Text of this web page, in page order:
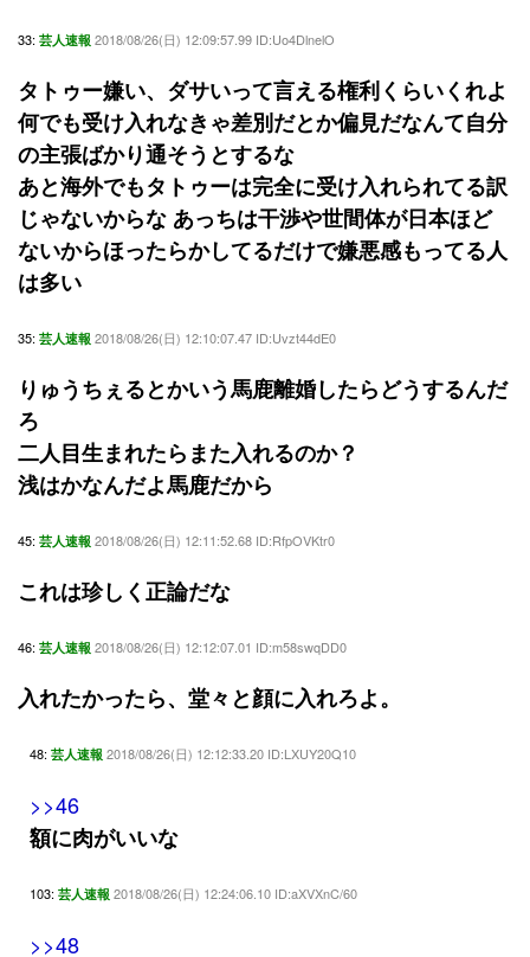
33: 芸人速報 2018/08/26(日) 12:09:57.99 ID:Uo4DlnelO
タトゥー嫌い、ダサいって言える権利くらいくれよ
何でも受け入れなきゃ差別だとか偏見だなんて自分
の主張ばかり通そうとするな
あと海外でもタトゥーは完全に受け入れられてる訳
じゃないからな あっちは干渉や世間体が日本ほど
ないからほったらかしてるだけで嫌悪感もってる人
は多い
35: 芸人速報 2018/08/26(日) 12:10:07.47 ID:Uvzt44dE0
りゅうちぇるとかいう馬鹿離婚したらどうするんだ
ろ
二人目生まれたらまた入れるのか？
浅はかなんだよ馬鹿だから
45: 芸人速報 2018/08/26(日) 12:11:52.68 ID:RfpOVKtr0
これは珍しく正論だな
46: 芸人速報 2018/08/26(日) 12:12:07.01 ID:m58swqDD0
入れたかったら、堂々と顔に入れろよ。
48: 芸人速報 2018/08/26(日) 12:12:33.20 ID:LXUY20Q10
>>46
額に肉がいいな
103: 芸人速報 2018/08/26(日) 12:24:06.10 ID:aXVXnC/60
>>48